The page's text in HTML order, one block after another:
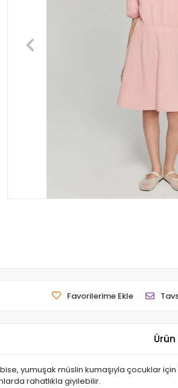
Favorilerime Ekle
Ürün
yumuşak müslin kumaşıyla çocuklar
rahatlıkla giyilebilir.